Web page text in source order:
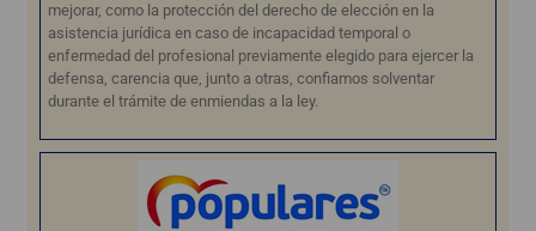
mejorar, como la protección del derecho de elección en la
asistencia jurídica en caso de incapacidad temporal o
enfermedad del profesional previamente elegido para ejercer la
defensa, carencia que, junto a otras, confiamos solventar
durante el trámite de enmiendas a la ley.